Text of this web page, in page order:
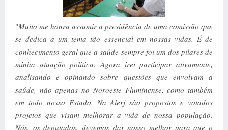
"Muito me honra assumir a presidência de uma comissão que
se dedica a um tema tão essencial em nossas vidas. É de
conhecimento geral que a saúde sempre foi um dos pilares de
minha atuação política. Agora irei participar ativamente,
analisando e opinando sobre questões que envolvam a
saúde, não apenas no Noroeste Fluminense, como também
em todo nosso Estado. Na Alerj são propostos e votados
projetos que visam melhorar a vida de nossa população.
Nós, os deputados, devemos dar nosso melhor para que o